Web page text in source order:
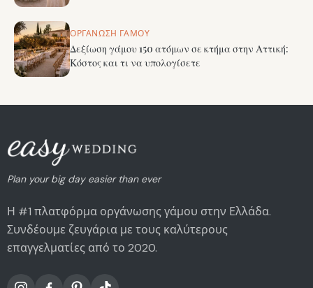
ΟΡΓΆΝΩΣΗ ΓΆΜΟΥ
Δεξίωση γάμου 150 ατόμων σε κτήμα στην Αττική:
Κόστος και τι να υπολογίσετε
Plan your big day easier than ever
Η #1 πλατφόρμα οργάνωσης γάμου στην Ελλάδα.
Συνδέουμε ζευγάρια με τους καλύτερους
επαγγελματίες από το 2020.